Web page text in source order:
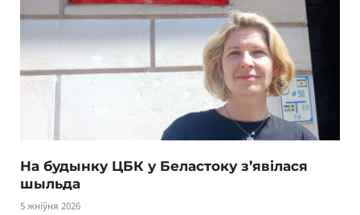
На будынку ЦБК у Беластоку з’явілася
шыльда
5 жніўня 2026